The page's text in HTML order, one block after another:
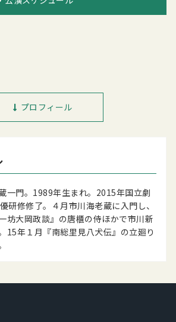
プロフィール
一門。1989年生まれ。2015年国立劇
研修修了。４月市川海老蔵に入門し、
坊大岡政談』の唐櫃の侍ほかで市川新
15年１月『南総里見八犬伝』の立廻り